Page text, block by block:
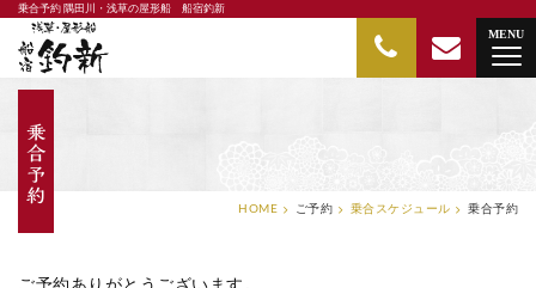
乗合予約 隅田川・浅草の屋形船 船宿釣新
MENU
隅田川・浅草の屋形船 船宿釣新
HOME ご予約 乗合スケジュール 乗合予約